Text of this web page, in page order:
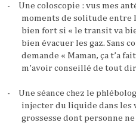
-
Une coloscopie : vus mes
moments de solitude entre
bien fort si « le transit va
bien évacuer les gaz. Sans
demande « Maman, ça t’a
m’avoir conseillé de tout
-
Une séance chez le
injecter du liquide dans les
grossesse dont personne ne